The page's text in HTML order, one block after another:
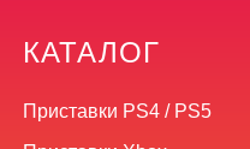
КАТАЛОГ
Приставки PS4 / PS5